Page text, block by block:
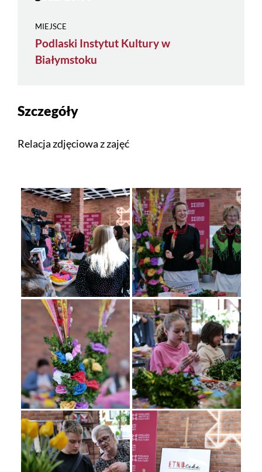
MIEJSCE
Podlaski Instytut Kultury w
Białymstoku
Szczegóły
Relacja zdjęciowa z zajęć